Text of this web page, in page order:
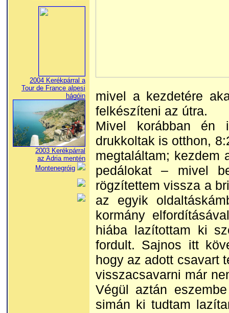
2004 Kerékpárral a
Tour de France alpesi
hágóin
2003 Kerékpárral
az Adria mentén
Montenegróig
mivel a kezdetére
felkészíteni az útra.
Mivel korábban én
drukkoltak is otthon,
megtaláltam; kezdem
pedálokat – mivel
rögzítettem vissza a
az egyik
kormány
hiába lazítottam ki
fordult. Sajnos itt
hogy az adott csavart
visszacsavarni már
Végül aztán
simán ki tudtam